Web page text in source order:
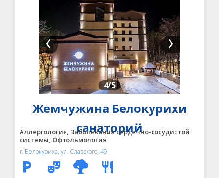
4/5
Жемчужина Белокурихи
санаторий
Аллергология, Заболевания сердечно-сосудистой
системы, Офтольмология
г. Белокуриха, ул. Славского, 49